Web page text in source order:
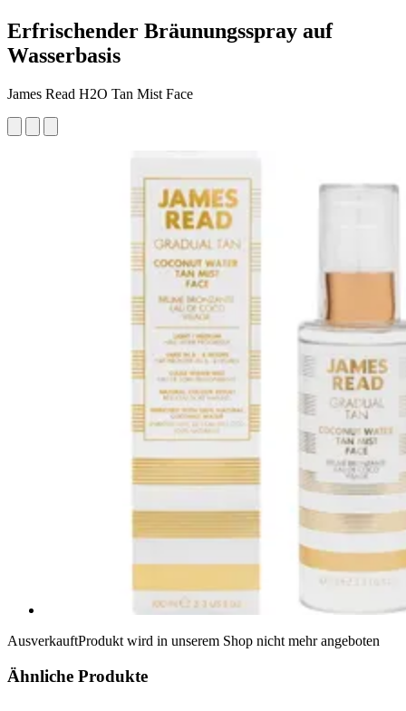
Erfrischender Bräunungsspray auf
Wasserbasis
James Read H2O Tan Mist Face
AusverkauftProdukt wird in unserem Shop nicht mehr angeboten
Ähnliche Produkte